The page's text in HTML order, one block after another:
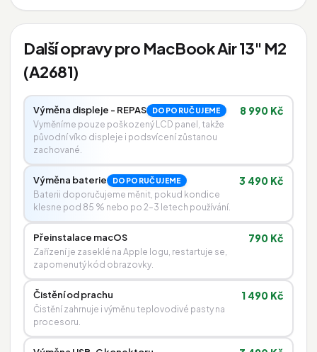
Další opravy pro MacBook Air 13" M2
(A2681)
Výměna displeje - REPAS DOPORUČUJEME
Vyměníme pouze poškozený LCD panel, takže
původní víko displeje i podsvícení zůstanou
zachované.
8 990 Kč
Výměna baterie DOPORUČUJEME
Baterii doporučujeme měnit, pokud kondice
klesne pod 85 % nebo po 2–3 letech používání.
3 490 Kč
Přeinstalace macOS
Zařízení je zaseklé na Apple logu, restartuje se,
zapomenutý kód obrazovky.
790 Kč
Čistění od prachu
Čistění zahrnuje i výměnu teplovodivé pasty na
procesoru.
1 490 Kč